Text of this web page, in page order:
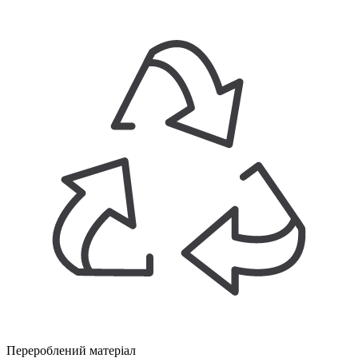
Перероблений матеріал